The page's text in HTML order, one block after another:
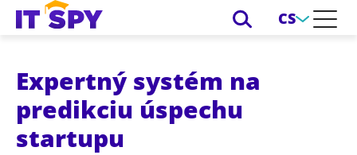
CS
Expertný systém na
predikciu úspechu
startupu